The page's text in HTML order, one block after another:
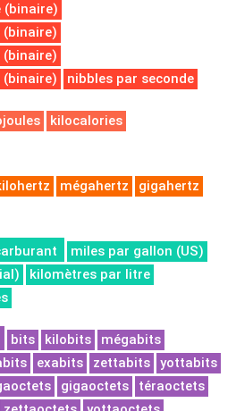
(binaire)
(binaire)
(binaire)
(binaire)
nibbles par seconde
kilocalories
mégahertz
gigahertz
miles par gallon (US)
kilomètres par litre
bits kilobits
mégabits
exabits zettabits
yottabits
gigaoctets
téraoctets